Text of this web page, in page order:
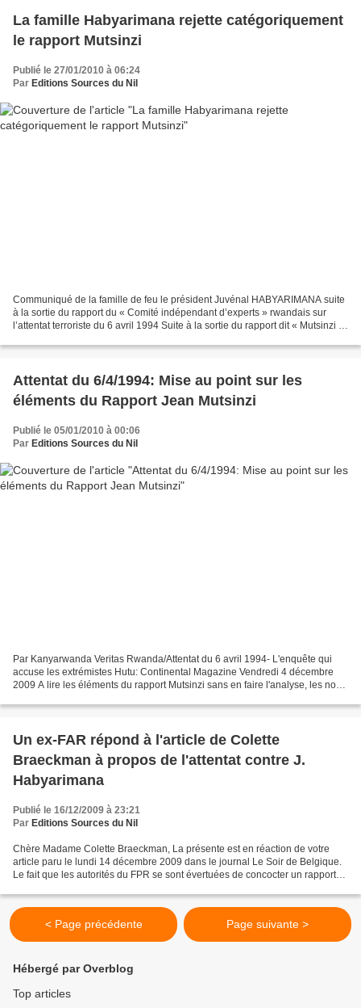
La famille Habyarimana rejette catégoriquement
le rapport Mutsinzi
Publié le 27/01/2010 à 06:24
Par Editions Sources du Nil
Communiqué de la famille de feu le président Juvénal HABYARIMANA suite
à la sortie du rapport du « Comité indépendant d’experts » rwandais sur
l’attentat terroriste du 6 avril 1994 Suite à la sortie du rapport dit « Mutsinzi »
Attentat du 6/4/1994: Mise au point sur les
éléments du Rapport Jean Mutsinzi
Publié le 05/01/2010 à 00:06
Par Editions Sources du Nil
Par Kanyarwanda Veritas Rwanda/Attentat du 6 avril 1994- L'enquête qui
accuse les extrémistes Hutu: Continental Magazine Vendredi 4 décembre
2009 A lire les éléments du rapport Mutsinzi sans en faire l'analyse, les non
Un ex-FAR répond à l'article de Colette
Braeckman à propos de l'attentat contre J.
Habyarimana
Publié le 16/12/2009 à 23:21
Par Editions Sources du Nil
Chère Madame Colette Braeckman, La présente est en réaction de votre
article paru le lundi 14 décembre 2009 dans le journal Le Soir de Belgique.
Le fait que les autorités du FPR se sont évertuées de concocter un rapport
< Page précédente Page suivante >
Hébergé par Overblog
Top articles